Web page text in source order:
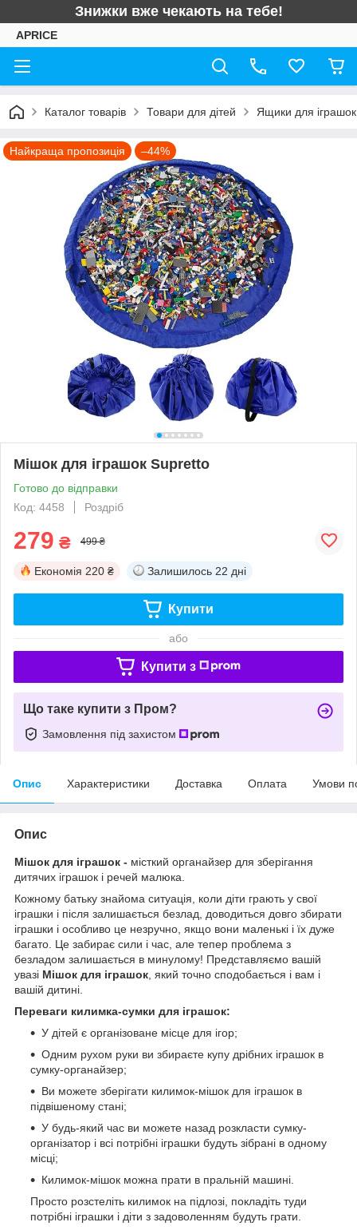
Знижки вже чекають на тебе!
APRICE
Каталог товарів Товари для дітей Ящики для іграшок
Найкраща пропозиція –44%
Мішок для іграшок Supretto
Готово до відправки
Код: 4458
Роздріб
279 ₴ 499 ₴
Економія 220 ₴ Залишилось 22 дні
Купити
або
Купити з
Що таке купити з Пром?
Замовлення під захистом
Опис Характеристики Доставка Оплата Умови
Опис
Мішок для іграшок - місткий органайзер для зберігання
дитячих іграшок і речей малюка.
Кожному батьку знайома ситуація, коли діти грають у свої
іграшки і після залишається безлад, доводиться довго збирати
іграшки і особливо це незручно, якщо вони маленькі і їх дуже
багато. Це забирає сили і час, але тепер проблема з
безладом залишається в минулому! Представляємо вашій
увазі Мішок для іграшок , який точно сподобається і вам і
вашій дитині.
Переваги килимка-сумки для іграшок:
У дітей є організоване місце для ігор;
Одним рухом руки ви збираєте купу дрібних іграшок в
сумку-органайзер;
Ви можете зберігати килимок-мішок для іграшок в
підвішеному стані;
У будь-який час ви можете назад розкласти сумку-
організатор і всі потрібні іграшки будуть зібрані в одному
місці;
Килимок-мішок можна прати в пральній машині.
Просто розстеліть килимок на підлозі, покладіть туди
потрібні іграшки і діти з задоволенням будуть грати.